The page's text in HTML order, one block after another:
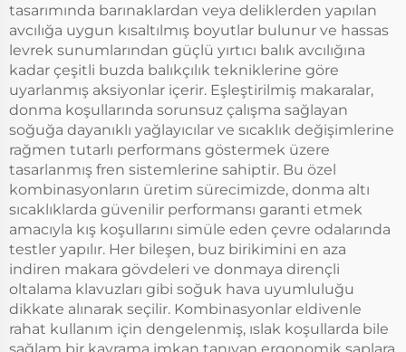
tasarımında barınaklardan veya deliklerden yapılan
avcılığa uygun kısaltılmış boyutlar bulunur ve hassas
levrek sunumlarından güçlü yırtıcı balık avcılığına
kadar çeşitli buzda balıkçılık tekniklerine göre
uyarlanmış aksiyonlar içerir. Eşleştirilmiş makaralar,
donma koşullarında sorunsuz çalışma sağlayan
soğuğa dayanıklı yağlayıcılar ve sıcaklık değişimlerine
rağmen tutarlı performans göstermek üzere
tasarlanmış fren sistemlerine sahiptir. Bu özel
kombinasyonların üretim sürecimizde, donma altı
sıcaklıklarda güvenilir performansı garanti etmek
amacıyla kış koşullarını simüle eden çevre odalarında
testler yapılır. Her bileşen, buz birikimini en aza
indiren makara gövdeleri ve donmaya dirençli
oltalama klavuzları gibi soğuk hava uyumluluğu
dikkate alınarak seçilir. Kombinasyonlar eldivenle
rahat kullanım için dengelenmiş, ıslak koşullarda bile
sağlam bir kavrama imkan tanıyan ergonomik saplara